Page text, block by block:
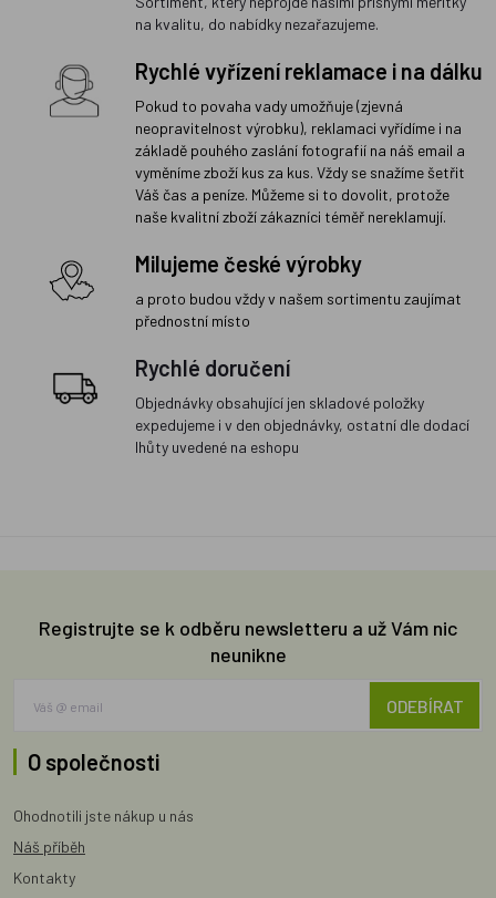
na kvalitu, do nabídky nezařazujeme.
Rychlé vyřízení reklamace i na dálku
Pokud to povaha vady umožňuje (zjevná
neopravitelnost výrobku), reklamaci vyřídíme i na
základě pouhého zaslání fotografií na náš email a
vyměníme zboží kus za kus. Vždy se snažíme šetřit
Váš čas a peníze. Můžeme si to dovolit, protože
naše kvalitní zboží zákazníci téměř nereklamují.
Milujeme české výrobky
a proto budou vždy v našem sortimentu zaujímat
přednostní místo
Rychlé doručení
Objednávky obsahující jen skladové položky
expedujeme i v den objednávky, ostatní dle dodací
lhůty uvedené na eshopu
Registrujte se k odběru newsletteru a už Vám nic
neunikne
ODEBÍRAT
O společnosti
Ohodnotili jste nákup u nás
Náš příběh
Kontakty